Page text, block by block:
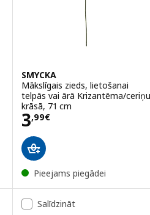
SMYCKA
Mākslīgais zieds, lietošanai
telpās vai ārā Krizantēma/ceriņu
krāsā, 71 cm
3,99€
Cena 3,99€
Pieejams piegādei
Salīdzināt